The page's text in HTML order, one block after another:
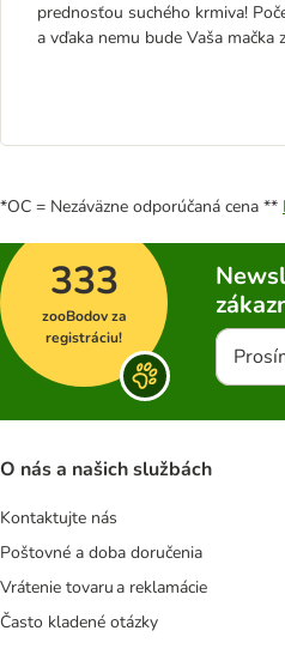
prednosťou suchého krmiva!
a vďaka nemu bude Vaša mačka
*OC = Nezáväzne odporúčaná cena **
333
zooBodov za
registráciu!
O nás a našich službách
Kontaktujte nás
Poštovné a doba doručenia
Vrátenie tovaru a reklamácie
Často kladené otázky